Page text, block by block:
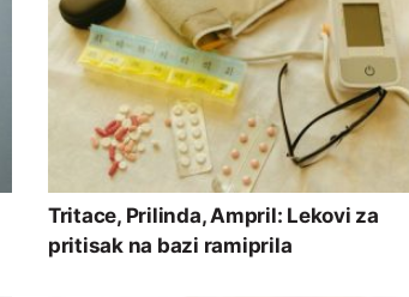
Tritace, Prilinda, Ampril: Lekovi za
pritisak na bazi ramiprila